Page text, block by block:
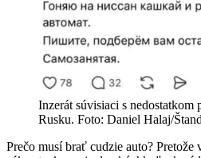
Inzerát súvisiaci s nedostatkom
Rusku. Foto: Daniel Halaj/
Prečo musí brať cudzie auto?